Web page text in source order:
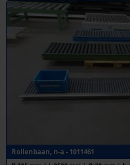
Rollenbaan, n-a - 1011461